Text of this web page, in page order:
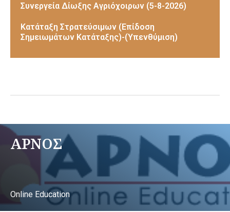
Συνεργεία Δίωξης Αγριόχοιρων (5-8-2026)
Κατάταξη Στρατεύσιμων (Επίδοση
Σημειωμάτων Κατάταξης)-(Υπενθύμιση)
ΑΡΝΟΣ
Online Education